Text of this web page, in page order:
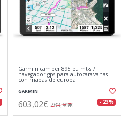
Garmin camper 895 eu mt-s /
navegador gps para autocaravanas
con mapas de europa
GARMIN
603,02€ 783,93€ - 23%